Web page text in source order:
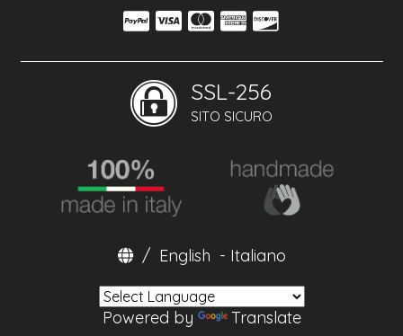
SSL-256
SITO SICURO
/ English - Italiano
Powered by Translate